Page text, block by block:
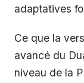
adaptatives
Ce que la
avancé du
niveau de la